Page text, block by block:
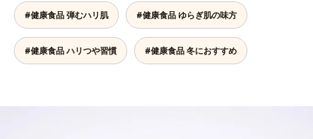
#健康食品 弾むハリ肌 #健康食品 ゆらぎ肌の味方
#健康食品 ハリつや習慣 #健康食品 冬におすすめ